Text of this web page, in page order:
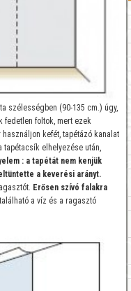
szélességben (90-135 cm.) úgy,
fedetlen foltok, mert ezek
kefét, tapétázó kanalat
tapétacsík elhelyezése után,
: a tapétát nem kenjük
a keverési arányt.
Erősen szívó falakra
a víz és a ragasztó